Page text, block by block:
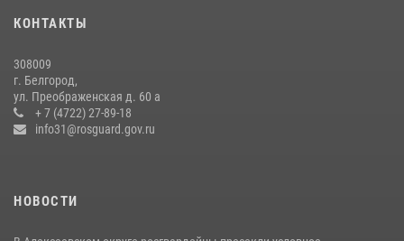
Белгородские росгвардейцы задержали рецидивиста за попытку
кражи из магазина
14 июля 2026, 07:13
КОНТАКТЫ
308009
г. Белгород,
ул. Преображенская д. 60 а
+ 7 (4722) 27-89-18
info31@rosguard.gov.ru
НОВОСТИ